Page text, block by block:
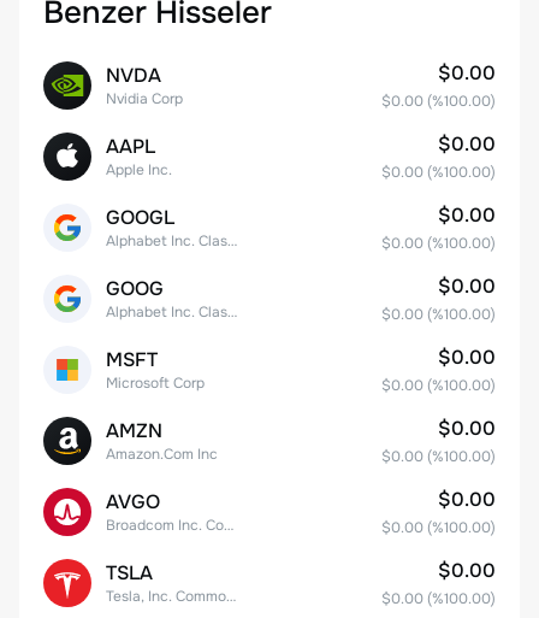
Benzer Hisseler
NVDA
Nvidia Corp
$0.00
$0.00 (%100.00)
AAPL
Apple Inc.
$0.00
$0.00 (%100.00)
GOOGL
Alphabet Inc. Class A Common Stock
$0.00
$0.00 (%100.00)
GOOG
Alphabet Inc. Class C Capital Stock
$0.00
$0.00 (%100.00)
MSFT
Microsoft Corp
$0.00
$0.00 (%100.00)
AMZN
Amazon.Com Inc
$0.00
$0.00 (%100.00)
AVGO
Broadcom Inc. Common Stock
$0.00
$0.00 (%100.00)
TSLA
Tesla, Inc. Common Stock
$0.00
$0.00 (%100.00)